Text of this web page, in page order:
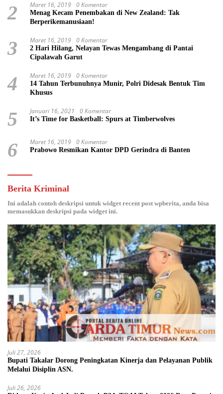
2 Maret 16, 2019 0 Komentar
Menag Kecam Penembakan di New Zealand: Tak
Berperikemanusiaan!
3 Maret 16, 2019 0 Komentar
2 Hari Hilang, Nelayan Tewas Mengambang di Pantai
Cipalawah Garut
4 Maret 16, 2019 0 Komentar
14 Tahun Terbunuhnya Munir, Polri Didesak Bentuk Tim
Khusus
5 Januari 16, 2021 0 Komentar
It’s Time for Basketball: Spurs at Timberwolves
6 Maret 16, 2019 0 Komentar
Prabowo Resmikan Kantor DPD Gerindra di Banten
Berita Kriminal
Ini adalah contoh deskripsi untuk widget recent post wpberita, anda bisa
memasukkan deskripsi pada widget ini.
Juli 27, 2026
Bupati Takalar Dorong Peningkatan Kinerja dan Pelayanan Publik
Melalui Disiplin ASN.
Juli 26, 2026